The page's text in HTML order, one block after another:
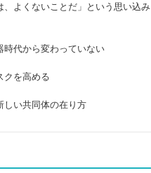
よくないことだ」という思い込み
代から変わっていない
クを高める
い共同体の在り方